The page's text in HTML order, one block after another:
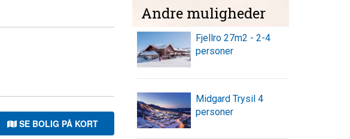
SE BOLIG PÅ KORT
Andre muligheder
Fjellro 27m2 - 2-4
personer
Midgard Trysil 4
personer